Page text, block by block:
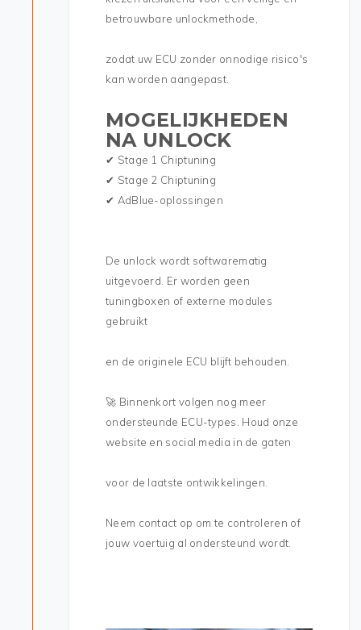
betrouwbare unlockmethode,
zodat uw ECU zonder onnodige risico's
kan worden aangepast.
MOGELIJKHEDEN
NA UNLOCK
✔ Stage 1 Chiptuning
✔ Stage 2 Chiptuning
✔ AdBlue-oplossingen
De unlock wordt softwarematig
uitgevoerd. Er worden geen
tuningboxen of externe modules
gebruikt
en de originele ECU blijft behouden.
🚀 Binnenkort volgen nog meer
ondersteunde ECU-types. Houd onze
website en social media in de gaten
voor de laatste ontwikkelingen.
Neem contact op om te controleren of
jouw voertuig al ondersteund wordt.